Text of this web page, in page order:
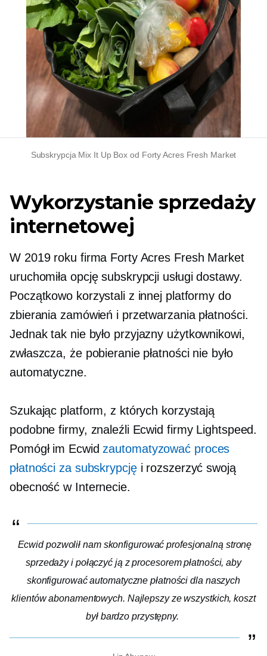
Subskrypcja Mix It Up Box od Forty Acres Fresh Market
Wykorzystanie sprzedaży
internetowej
W 2019 roku firma Forty Acres Fresh Market
uruchomiła opcję subskrypcji usługi dostawy.
Początkowo korzystali z innej platformy do
zbierania zamówień i przetwarzania płatności.
Jednak tak nie było przyjazny użytkownikowi,
zwłaszcza, że ​​pobieranie płatności nie było
automatyczne.
Szukając platform, z których korzystają
podobne firmy, znaleźli Ecwid firmy Lightspeed.
Pomógł im Ecwidzautomatyzować proces
płatności za subskrypcjęi rozszerzyć swoją
obecność w Internecie.
Ecwid pozwolił nam skonfigurować profesjonalną stronę
sprzedaży i połączyć ją z procesorem płatności, aby
skonfigurować automatyczne płatności dla naszych
klientów abonamentowych. Najlepszy ze wszystkich, koszt
był bardzo przystępny.